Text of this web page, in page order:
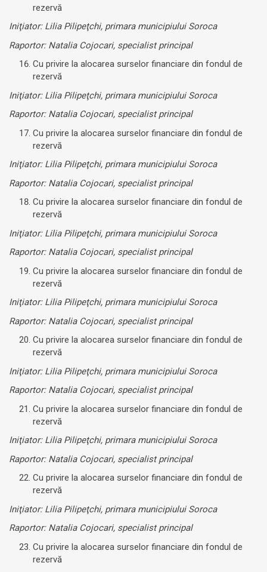
rezervă
Iniţiator: Lilia Pilipeţchi, primara municipiului Soroca
Raportor: Natalia Cojocari, specialist principal
Cu privire la alocarea surselor financiare din fondul de
rezervă
Iniţiator: Lilia Pilipeţchi, primara municipiului Soroca
Raportor: Natalia Cojocari, specialist principal
Cu privire la alocarea surselor financiare din fondul de
rezervă
Iniţiator: Lilia Pilipeţchi, primara municipiului Soroca
Raportor: Natalia Cojocari, specialist principal
Cu privire la alocarea surselor financiare din fondul de
rezervă
Iniţiator: Lilia Pilipeţchi, primara municipiului Soroca
Raportor: Natalia Cojocari, specialist principal
Cu privire la alocarea surselor financiare din fondul de
rezervă
Iniţiator: Lilia Pilipeţchi, primara municipiului Soroca
Raportor: Natalia Cojocari, specialist principal
Cu privire la alocarea surselor financiare din fondul de
rezervă
Iniţiator: Lilia Pilipeţchi, primara municipiului Soroca
Raportor: Natalia Cojocari, specialist principal
Cu privire la alocarea surselor financiare din fondul de
rezervă
Iniţiator: Lilia Pilipeţchi, primara municipiului Soroca
Raportor: Natalia Cojocari, specialist principal
Cu privire la alocarea surselor financiare din fondul de
rezervă
Iniţiator: Lilia Pilipeţchi, primara municipiului Soroca
Raportor: Natalia Cojocari, specialist principal
Cu privire la alocarea surselor financiare din fondul de
rezervă